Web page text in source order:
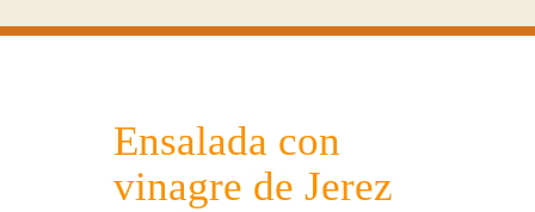
Ensalada con
vinagre de Jerez